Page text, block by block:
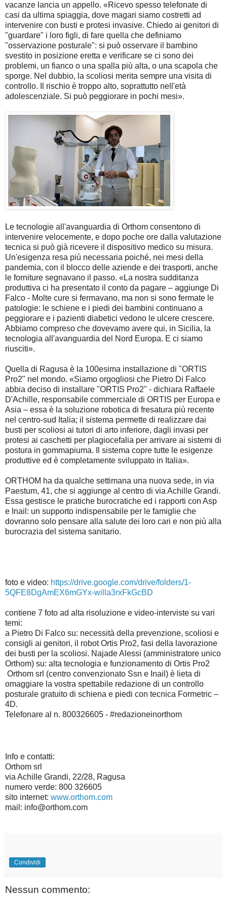
vacanze lancia un appello. «Ricevo spesso telefonate di
casi da ultima spiaggia, dove magari siamo costretti ad
intervenire con busti e protesi invasive. Chiedo ai genitori di
"guardare" i loro figli, di fare quella che definiamo
"osservazione posturale": si può osservare il bambino
svestito in posizione eretta e verificare se ci sono dei
problemi, un fianco o una spalla più alta, o una scapola che
sporge. Nel dubbio, la scoliosi merita sempre una visita di
controllo. Il rischio è troppo alto, soprattutto nell'età
adolescenziale. Si può peggiorare in pochi mesi».
Le tecnologie all'avanguardia di Orthom consentono di
intervenire velocemente, e dopo poche ore dalla valutazione
tecnica si può già ricevere il dispositivo medico su misura.
Un'esigenza resa più necessaria poiché, nei mesi della
pandemia, con il blocco delle aziende e dei trasporti, anche
le forniture segnavano il passo. «La nostra sudditanza
produttiva ci ha presentato il conto da pagare – aggiunge Di
Falco - Molte cure si fermavano, ma non si sono fermate le
patologie: le schiene e i piedi dei bambini continuano a
peggiorare e i pazienti diabetici vedono le ulcere crescere.
Abbiamo compreso che dovevamo avere qui, in Sicilia, la
tecnologia all'avanguardia del Nord Europa. E ci siamo
riusciti».
Quella di Ragusa è la 100esima installazione di "ORTIS
Pro2" nel mondo. «Siamo orgogliosi che Pietro Di Falco
abbia deciso di installare "ORTIS Pro2" - dichiara Raffaele
D'Achille, responsabile commerciale di ORTIS per Europa e
Asia – essa è la soluzione robotica di fresatura più recente
nel centro-sud Italia; il sistema permette di realizzare dai
busti per scoliosi ai tutori di arto inferiore, dagli invasi per
protesi ai caschetti per plagiocefalia per arrivare ai sistemi di
postura in gommapiuma. Il sistema copre tutte le esigenze
produttive ed è completamente sviluppato in Italia».
ORTHOM ha da qualche settimana una nuova sede, in via
Paestum, 41, che si aggiunge al centro di via Achille Grandi.
Essa gestisce le pratiche burocratiche ed i rapporti con Asp
e Inail: un supporto indispensabile per le famiglie che
dovranno solo pensare alla salute dei loro cari e non più alla
burocrazia del sistema sanitario.
foto e video: https://drive.google.com/drive/folders/1-
5QFE8DgAmEX6mGYx-willa3rxFkGcBD
contiene 7 foto ad alta risoluzione e video-interviste su vari
temi:
a Pietro Di Falco su: necessità della prevenzione, scoliosi e
consigli ai genitori, il robot Ortis Pro2, fasi della lavorazione
dei busti per la scoliosi. Najade Alessi (amministratore unico
Orthom) su: alta tecnologia e funzionamento di Ortis Pro2
Orthom srl (centro convenzionato Ssn e Inail) è lieta di
omaggiare la vostra spettabile redazione di un controllo
posturale gratuito di schiena e piedi con tecnica Formetric –
4D.
Telefonare al n. 800326605 - #redazioneinorthom
Info e contatti:
Orthom srl
via Achille Grandi, 22/28, Ragusa
numero verde: 800 326605
sito internet: www.orthom.com
mail: info@orthom.com
Condividi
Nessun commento: